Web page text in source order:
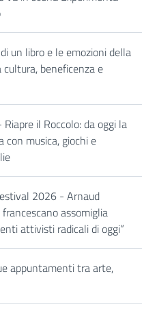
un libro e le emozioni della
beneficenza e
il Roccolo: da oggi la
musica, giochi e
2026 - Arnaud
assomiglia
attivisti radicali di oggi”
appuntamenti tra arte,